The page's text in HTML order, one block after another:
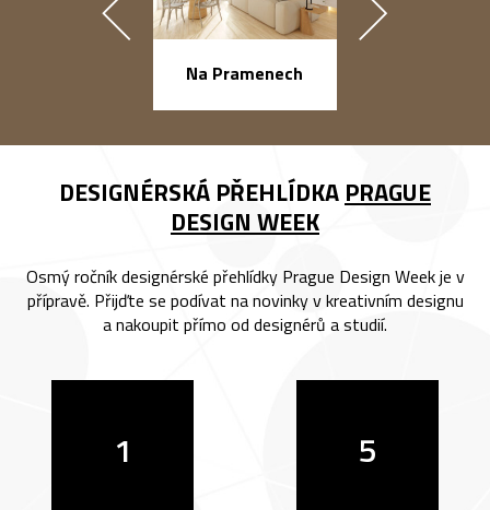
Na Pramenech
DESIGNÉRSKÁ PŘEHLÍDKA PRAGUE
DESIGN WEEK
Osmý ročník designérské přehlídky Prague Design Week je v
přípravě. Přijďte se podívat na novinky v kreativním designu
a nakoupit přímo od designérů a studií.
1 5